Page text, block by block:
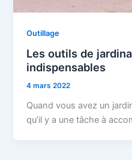
Outillage
Les outils de
indispensables
4 mars 2022
Quand vous avez un
qu’il y a une tâche à